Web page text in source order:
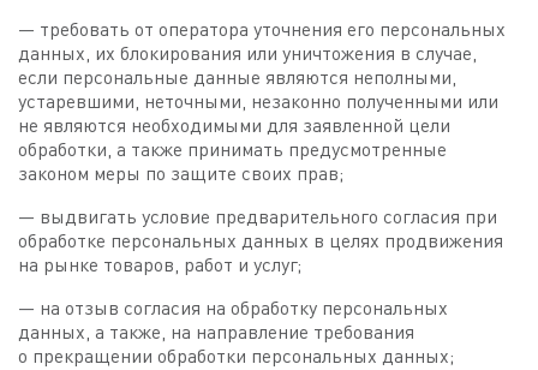
— требовать от оператора уточнения его персональных
данных, их блокирования или уничтожения в случае,
если персональные данные являются неполными,
устаревшими, неточными, незаконно полученными или
не являются необходимыми для заявленной цели
обработки, а также принимать предусмотренные
законом меры по защите своих прав;
— выдвигать условие предварительного согласия при
обработке персональных данных в целях продвижения
на рынке товаров, работ и услуг;
— на отзыв согласия на обработку персональных
данных, а также, на направление требования
о прекращении обработки персональных данных;